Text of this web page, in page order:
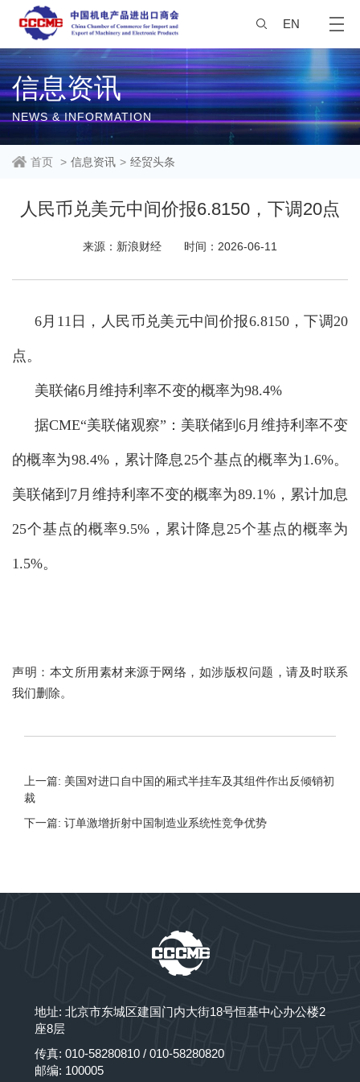
EN
信息资讯
NEWS & INFORMATION
首页 > 信息资讯 > 经贸头条
人民币兑美元中间价报6.8150，下调20点
来源：新浪财经 时间：2026-06-11
6月11日，人民币兑美元中间价报6.8150，下调20
点。
美联储6月维持利率不变的概率为98.4%
据CME“美联储观察”：美联储到6月维持利率不变
的概率为98.4%，累计降息25个基点的概率为1.6%。
美联储到7月维持利率不变的概率为89.1%，累计加息
25个基点的概率9.5%，累计降息25个基点的概率为
1.5%。
声明：本文所用素材来源于网络，如涉版权问题，请及时联系
我们删除。
上一篇: 美国对进口自中国的厢式半挂车及其组件作出反倾销初
裁
下一篇: 订单激增折射中国制造业系统性竞争优势
地址: 北京市东城区建国门内大街18号恒基中心办公楼2
座8层
传真: 010-58280810 / 010-58280820
邮编: 100005